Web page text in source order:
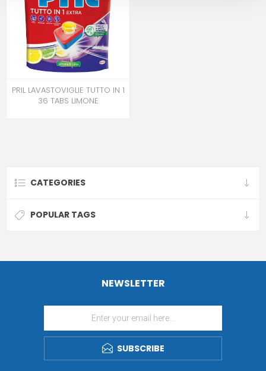
PRIL LAVASTOVIGLIE TUTTO IN 1
36 TABS LIMONE
CATEGORIES
POPULAR TAGS
NEWSLETTER
SUBSCRIBE